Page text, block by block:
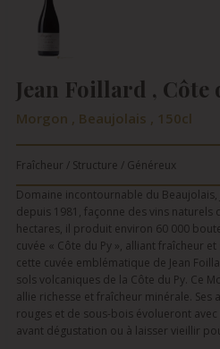
Jean Foillard , Côte
Morgon , Beaujolais , 150cl
Fraîcheur / Structure / Généreux
Domaine incontournable du
depuis 1981, façonne des vins naturels
hectares, il produit environ 60 000
cuvée « Côte du Py », alliant fraîcheur
cette cuvée emblématique de Jean
sols volcaniques de la Côte du Py. Ce
allie richesse et fraîcheur minérale.
rouges et de sous-bois évolueront
avant dégustation ou à laisser vieillir